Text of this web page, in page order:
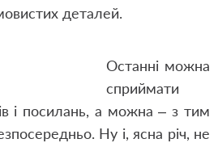
деталей.
Останні можна
сприймати
і посилань, а можна – з тим
Ну і, ясна річ, не